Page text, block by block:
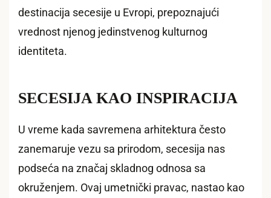
destinacija secesije u Evropi, prepoznajući
vrednost njenog jedinstvenog kulturnog
identiteta.
SECESIJA KAO INSPIRACIJA
U vreme kada savremena arhitektura često
zanemaruje vezu sa prirodom, secesija nas
podseća na značaj skladnog odnosa sa
okruženjem. Ovaj umetnički pravac, nastao kao